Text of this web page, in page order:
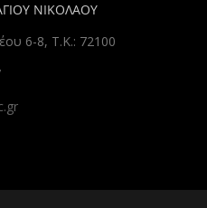
ΝΙΚΟΛΑΟΥ
6-8, Τ.Κ.: 72100